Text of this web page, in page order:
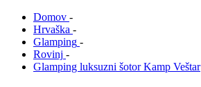
Domov -
Hrvaška -
Glamping -
Rovinj -
Glamping luksuzni šotor Kamp Veštar